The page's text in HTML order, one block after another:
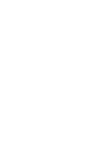
alle